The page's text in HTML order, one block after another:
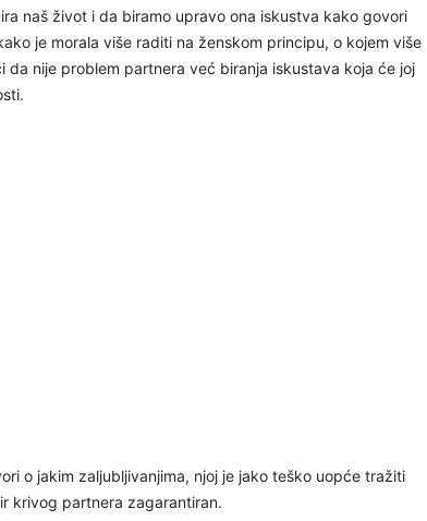
naš život i da biramo upravo ona iskustva kako govori
je morala više raditi na ženskom principu, o kojem više
nije problem partnera već biranja iskustava koja će joj
o jakim zaljubljivanjima, njoj je jako teško uopće tražiti
krivog partnera zagarantiran.